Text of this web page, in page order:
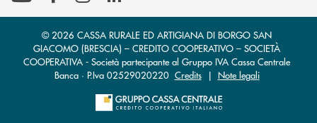
© 2026 CASSA RURALE ED ARTIGIANA DI BORGO SAN
GIACOMO (BRESCIA) – CREDITO COOPERATIVO – SOCIETÀ
COOPERATIVA - Società partecipante al Gruppo IVA Cassa Centrale
Banca · P.Iva 02529020220 Credits| Note legali